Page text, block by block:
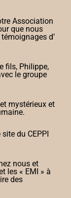
Association
que nous
d’
fils, Philippe,
le groupe
mystérieux et
du CEPPI
nous et
les « EMI » à
des